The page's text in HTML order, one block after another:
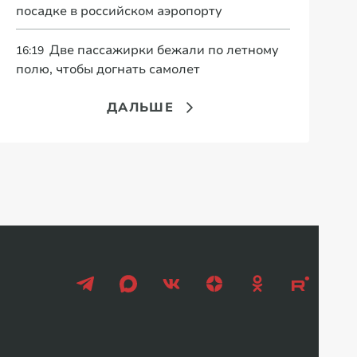
посадке в российском аэропорту
16:19 Две пассажирки бежали по летному
полю, чтобы догнать самолет
ДАЛЬШЕ